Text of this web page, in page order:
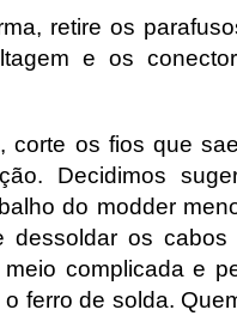
retire os
e os
corte os fios que
Decidimos
do modder
dessoldar os cabos
complicada e
ferro de solda.